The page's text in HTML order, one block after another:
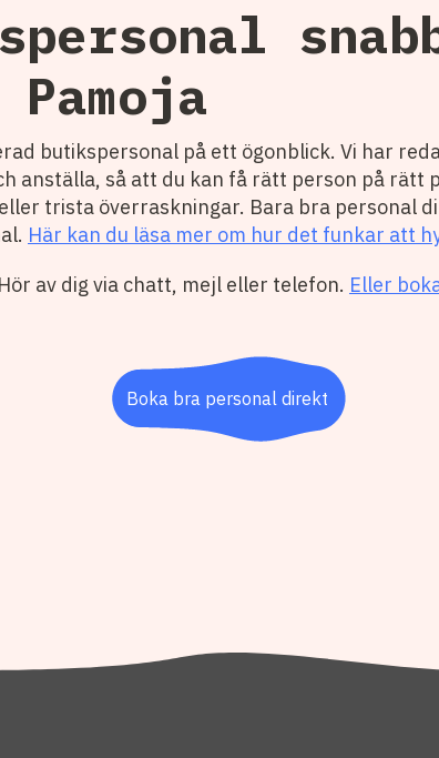
butikspersonal på ett ögonblick. Vi har
anställa, så att du kan få rätt person på rätt
trista överraskningar. Bara bra personal
Här kan du läsa mer om hur det funkar att
av dig via chatt, mejl eller telefon. Eller
Boka bra personal direkt